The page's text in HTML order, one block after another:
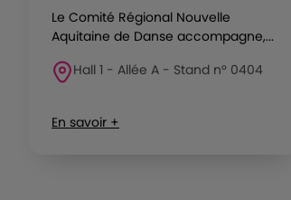
Le Comité Régional Nouvelle
Aquitaine de Danse accompagne,...
Hall 1 - Allée A - Stand n° 0404
En savoir +